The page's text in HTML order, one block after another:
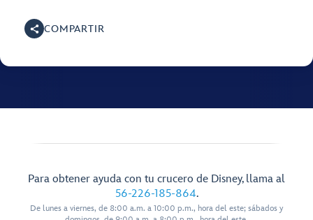
COMPARTIR
Para obtener ayuda con tu crucero de Disney, llama al
56-226-185-864.
De lunes a viernes, de 8:00 a.m. a 10:00 p.m., hora del este; sábados y